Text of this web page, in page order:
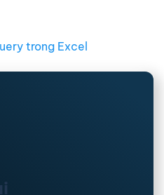
trong Excel